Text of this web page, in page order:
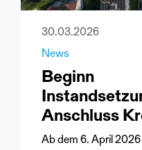
30.03.2026
News
Beginn
Anschluss
Ab dem 6. April